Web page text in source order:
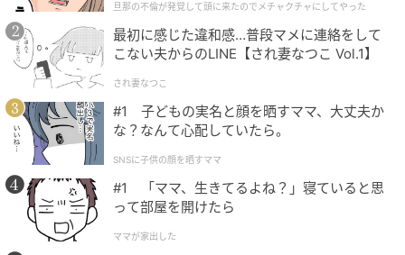
そこにやって来たのは、同じ幼稚園に通うCちゃん親
子。
私たちと同じく、予約をしてから体験レッスンを受け
に来たそうです。
天然ママの正論パンチが炸裂
「どうしたの～？」と尋ねるCちゃんママにいきさつ
を話したところ……
クチャにしてやった
旦那の不倫が発覚して頭に来たのでメチャクチャにしてやった
最初に感じた違和感…普段マメに連絡をして
こない夫からのLINE【され妻なつこ Vol.1】
され妻なつこ
#1 子どもの実名と顔を晒すママ、大丈夫か
な？なんて心配していたら。
SNSに子供の顔を晒すママ
#1 「ママ、生きてるよね？」寝ていると思
って部屋を開けたら
ママが家出した